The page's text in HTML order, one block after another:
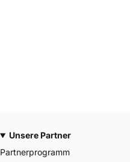
Unsere Partner
Partnerprogramm